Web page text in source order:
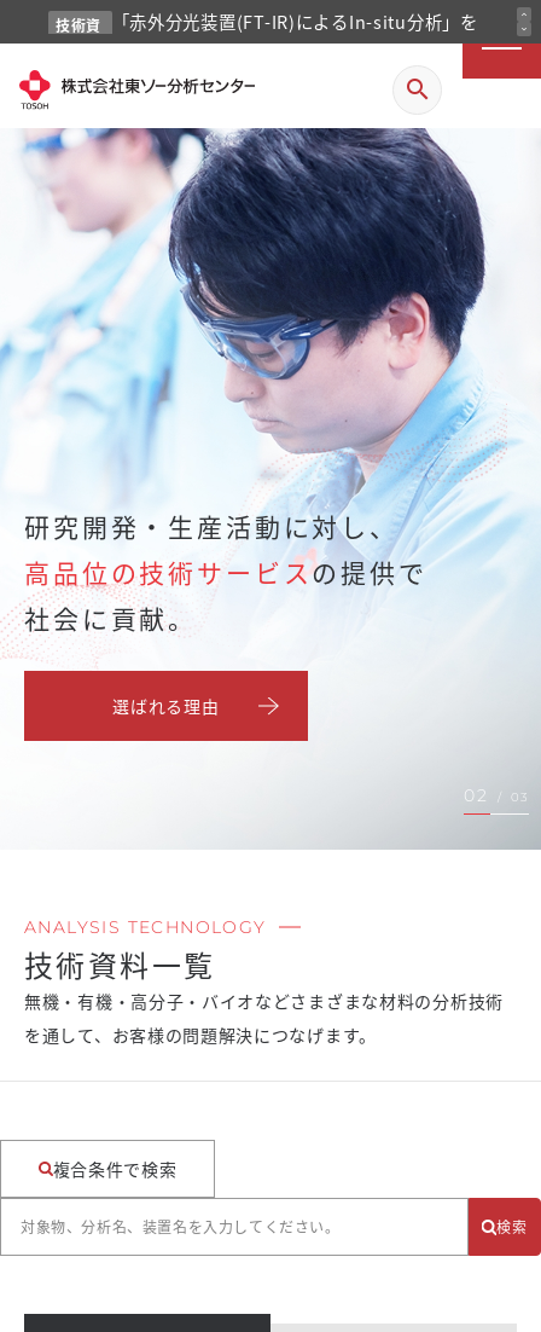
技術資
料
「赤外分光装置(FT-IR)によるIn-situ分析」を
掲載しました
expand_less
expand_more
search
研究開発・生産活動に対し、
高品位の技術サービスの提供で
社会に貢献。
選ばれる理由
02 / 03
ANALYSIS TECHNOLOGY
技術資料一覧
無機・有機・高分子・バイオなどさまざまな材料の分析技術
を通して、お客様の問題解決につなげます。
複合条件で検索
検索